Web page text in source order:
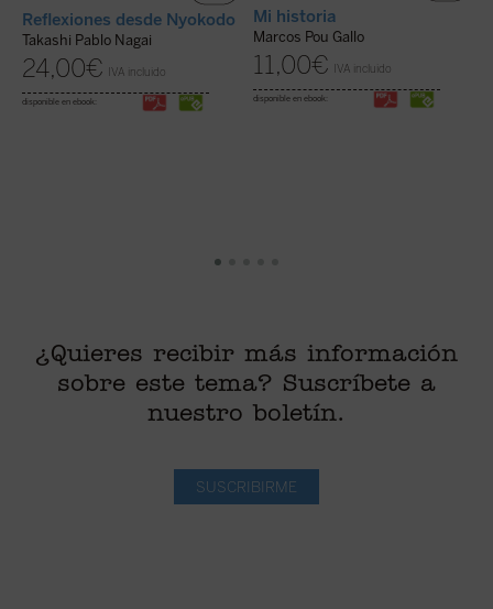
Reflexiones desde Nyokodo
Takashi Pablo Nagai
24,00€ IVA incluido
disponible en ebook:
Mi historia
Marcos Pou Gallo
11,00€ IVA incluido
disponible en ebook:
¿Quieres recibir más información
sobre este tema? Suscríbete a
nuestro boletín.
SUSCRIBIRME